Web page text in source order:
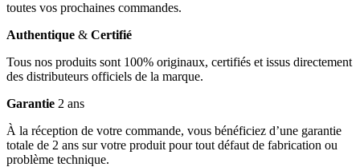
toutes vos prochaines commandes.
Authentique & Certifié
Tous nos produits sont 100% originaux, certifiés et issus directement
des distributeurs officiels de la marque.
Garantie 2 ans
À la réception de votre commande, vous bénéficiez d’une garantie
totale de 2 ans sur votre produit pour tout défaut de fabrication ou
problème technique.